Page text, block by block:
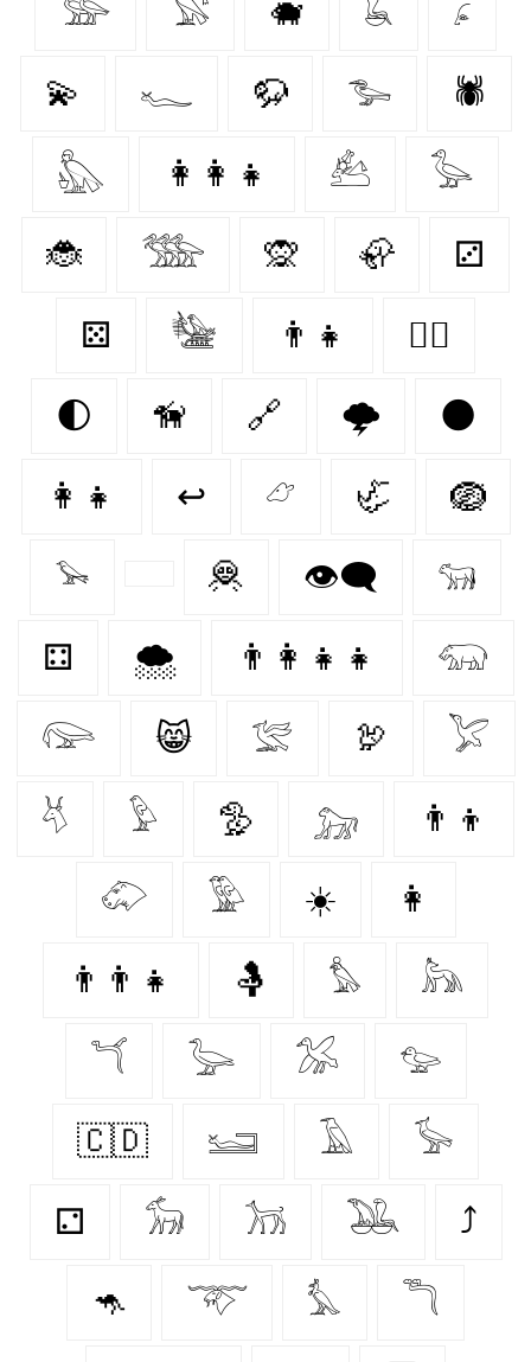
𓅺 𓅄 🐗 𓆘 𓂊
💫 𓆑 🦬 𓅧 🕷️
𓅽 👩‍👩‍👧 𓃕 𓅭
🐞 𓅢 🙊 🦣 ⚂
⚄ 𓅋 👨‍👧 🐕‍🦺
🌓 🦮 🔗 🌩️ 🌑
👩‍👧 ↩ 𓃿 🦏 🪺
𓅩 🦧 👁️‍🗨️ 𓃔
⚃ 🌨️ 👨‍👩‍👧‍👧 𓃯
𓅼 😸 𓅛 🦃 𓅯
𓄃 𓅱 🦤 𓃷 👨‍👦
𓄁 𓅳 ☀️ 👩‍
👨‍👨‍👧 🤱 𓅊 𓃦
𓆔 𓅬 𓅮 𓅰
🇨🇩 𓆒 𓄿 𓅚
⚁ 𓃘 𓃡 𓅒 ⤴
🦘 𓄅 𓅘 𓆕